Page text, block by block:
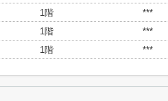
1階
***
1階
***
1階
***